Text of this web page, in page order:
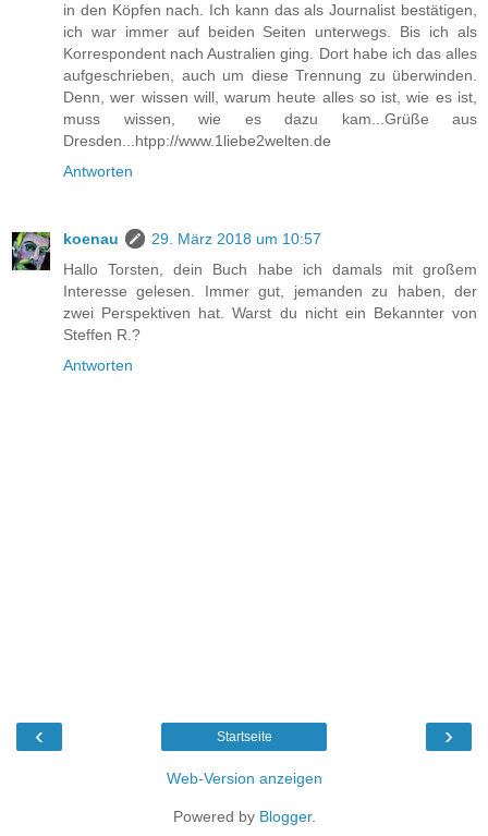
in den Köpfen nach. Ich kann das als Journalist bestätigen,
ich war immer auf beiden Seiten unterwegs. Bis ich als
Korrespondent nach Australien ging. Dort habe ich das alles
aufgeschrieben, auch um diese Trennung zu überwinden.
Denn, wer wissen will, warum heute alles so ist, wie es ist,
muss wissen, wie es dazu kam...Grüße aus
Dresden...htpp://www.1liebe2welten.de
Antworten
koenau
29. März 2018 um 10:57
Hallo Torsten, dein Buch habe ich damals mit großem
Interesse gelesen. Immer gut, jemanden zu haben, der
zwei Perspektiven hat. Warst du nicht ein Bekannter von
Steffen R.?
Antworten
‹ ›
Startseite
Web-Version anzeigen
Powered by Blogger.